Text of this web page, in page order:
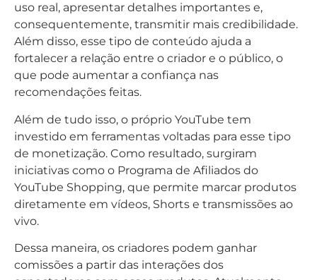
uso real, apresentar detalhes importantes e,
consequentemente, transmitir mais credibilidade.
Além disso, esse tipo de conteúdo ajuda a
fortalecer a relação entre o criador e o público, o
que pode aumentar a confiança nas
recomendações feitas.
Além de tudo isso, o próprio YouTube tem
investido em ferramentas voltadas para esse tipo
de monetização. Como resultado, surgiram
iniciativas como o Programa de Afiliados do
YouTube Shopping, que permite marcar produtos
diretamente em vídeos, Shorts e transmissões ao
vivo.
Dessa maneira, os criadores podem ganhar
comissões a partir das interações dos